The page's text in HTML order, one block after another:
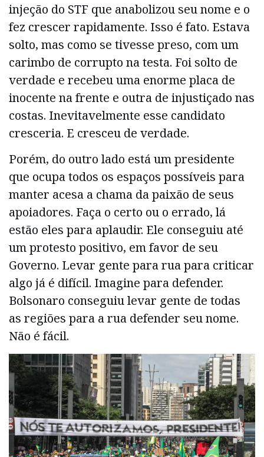
injeção do STF que anabolizou seu nome e o
fez crescer rapidamente. Isso é fato. Estava
solto, mas como se tivesse preso, com um
carimbo de corrupto na testa. Foi solto de
verdade e recebeu uma enorme placa de
inocente na frente e outra de injustiçado nas
costas. Inevitavelmente esse candidato
cresceria. E cresceu de verdade.
Porém, do outro lado está um presidente
que ocupa todos os espaços possíveis para
manter acesa a chama da paixão de seus
apoiadores. Faça o certo ou o errado, lá
estão eles para aplaudir. Ele conseguiu até
um protesto positivo, em favor de seu
Governo. Levar gente para rua para criticar
algo já é difícil. Imagine para defender.
Bolsonaro conseguiu levar gente de todas
as regiões para a rua defender seu nome.
Não é fácil.